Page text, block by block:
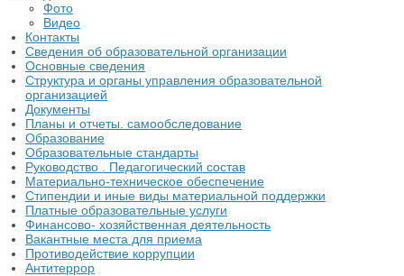
Фото
Видео
Контакты
Сведения об образовательной организации
Основные сведения
Структура и органы управления образовательной
организацией
Документы
Планы и отчеты. самообследование
Образование
Образовательные стандарты
Руководство . Педагогический состав
Материально-техническое обеспечение
Стипендии и иные виды материальной поддержки
Платные образовательные услуги
Финансово- хозяйственная деятельность
Вакантные места для приема
Противодействие коррупции
Антитеррор